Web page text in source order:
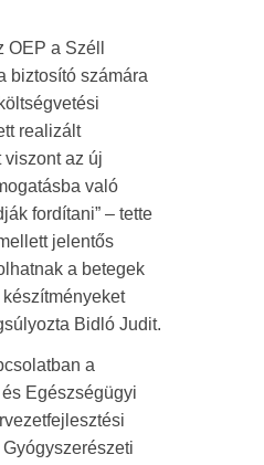
a Széll
biztosító számára
realizált
viszont az új
való
fordítani” – tette
jelentős
a betegek
Bidló Judit.
a
Egészségügyi
Gyógyszerészeti